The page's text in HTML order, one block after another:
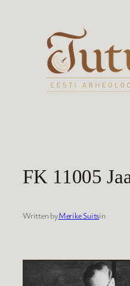
FK 11005
Written byMerike Suitsin